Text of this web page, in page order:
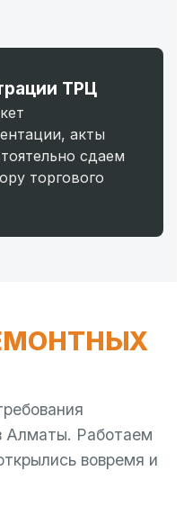
ТРЦ
акты
сдаем
торгового
Алматы. Работаем
вовремя и